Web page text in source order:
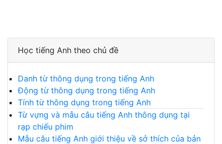
Học tiếng Anh theo chủ đề
Danh từ thông dụng trong tiếng Anh
Động từ thông dụng trong tiếng Anh
Tính từ thông dụng trong tiếng Anh
Từ vựng và mẫu câu tiếng Anh thông dụng tại
rạp chiếu phim
Mẫu câu tiếng Anh giới thiệu về sở thích của bản